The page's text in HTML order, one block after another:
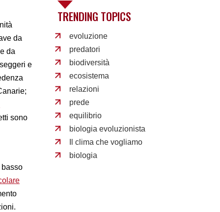
da
da
e
sono
basso
TRENDING TOPICS
evoluzione
predatori
biodiversità
ecosistema
relazioni
prede
equilibrio
biologia evoluzionista
Il clima che vogliamo
biologia